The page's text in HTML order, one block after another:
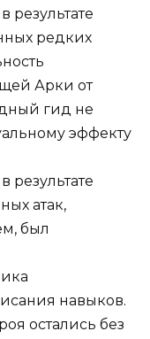
результате
редких
Арки от
гид не
эффекту
результате
атак,
был
навыков.
остались без